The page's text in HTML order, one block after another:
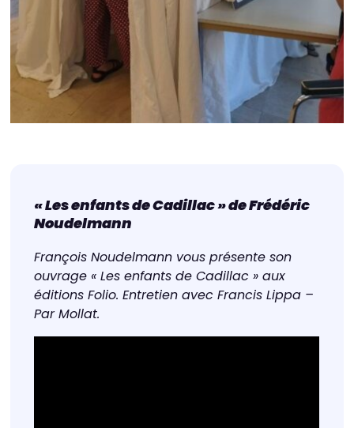
« Les enfants de Cadillac » de Frédéric
Noudelmann
François Noudelmann vous présente son
ouvrage « Les enfants de Cadillac » aux
éditions Folio. Entretien avec Francis Lippa –
Par Mollat.